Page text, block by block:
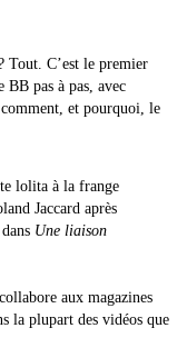
Tout. C’est le premier
BB pas à pas, avec
et pourquoi, le
lolita à la frange
Jaccard après
Une liaison
aux magazines
la plupart des vidéos que